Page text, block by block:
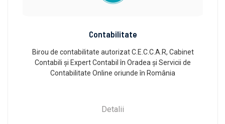
Contabilitate
Birou de contabilitate autorizat C.E.C.C.A.R, Cabinet
Contabili și Expert Contabil în Oradea și Servicii de
Contabilitate Online oriunde în România
Detalii